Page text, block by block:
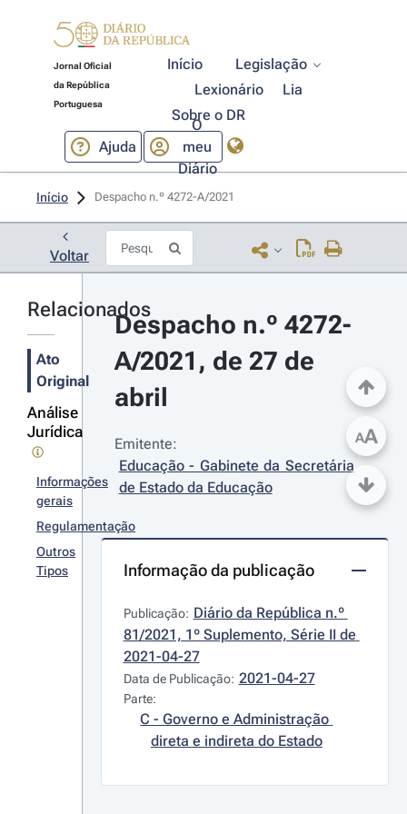
Jornal Oficial
da República
Portuguesa
Início
Legislação
Lexionário
Lia
Sobre o DR
Ajuda
O
meu
Diário
Início Despacho n.º 4272-A/2021
Voltar
Relacionados
Ato
Original
Análise
Jurídica
Informações
gerais
Regulamentação
Outros
Tipos
Despacho n.º 4272-
A/2021, de 27 de
abril
Emitente:
Educação - Gabinete da Secretária
de Estado da Educação
Informação da publicação
Publicação: Diário da República n.º
81/2021, 1º Suplemento, Série II de
2021-04-27
Data de Publicação: 2021-04-27
Parte:
C - Governo e Administração
direta e indireta do Estado
AA